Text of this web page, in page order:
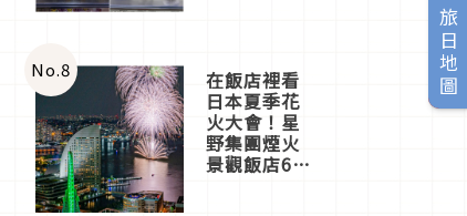
旅日地圖
店3分即達
No.8 在飯店裡看
日本夏季花
火大會！星
野集團煙火
景觀飯店6